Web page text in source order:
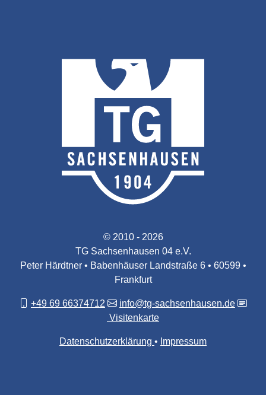
© 2010 - 2026
TG Sachsenhausen 04 e.V.
Peter Härdtner • Babenhäuser Landstraße 6 • 60599 •
Frankfurt
+49 69 66374712
info@tg-sachsenhausen.de
Visitenkarte
Datenschutzerklärung Impressum